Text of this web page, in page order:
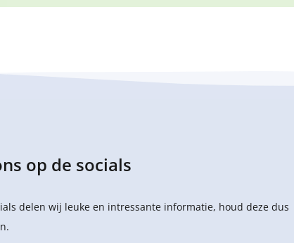
op de socials
delen wij leuke en intressante informatie, houd deze dus